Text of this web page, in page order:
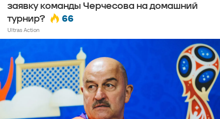
заявку команды Черчесова на домашний
турнир?
66
Ultras Action